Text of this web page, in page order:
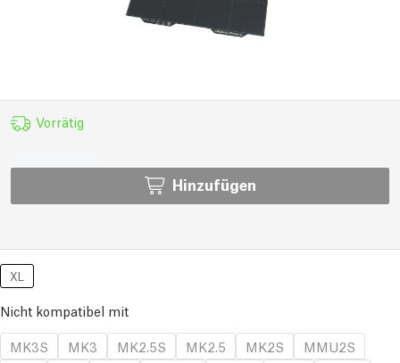
Vorrätig
Hinzufügen
XL
Nicht kompatibel mit
MK3S
MK3 MK2.5S MK2.5 MK2S
MMU2S